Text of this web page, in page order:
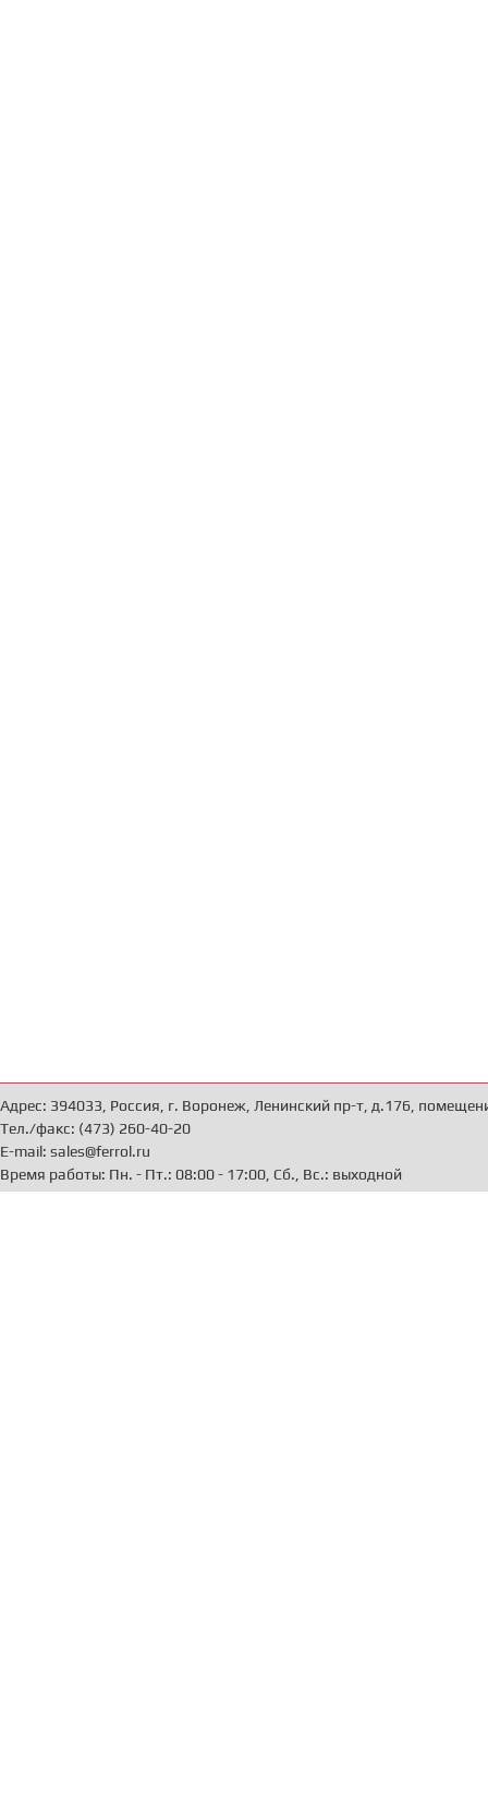
Адрес: 394033, Россия, г. Воронеж, Ленинский пр-т, д.176,
Тел./факс: (473) 260-40-20
E-mail: sales@ferrol.ru
Время работы: Пн. - Пт.: 08:00 - 17:00, Сб., Вс.: выходной